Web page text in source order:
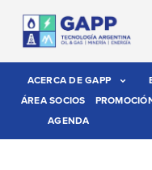
ACERCA DE GAPP
ÁREA SOCIOS
AGENDA